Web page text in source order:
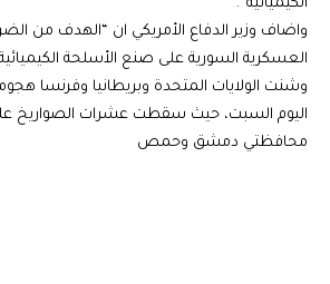
الكيميائية”.
واضاف وزير الدفاع الأمريكي ان “الهدف من
العسكرية السورية على صنع الأسلحة
وشنت الولايات المتحدة وبريطانيا وفرنسا
اليوم السبت، حيث سقطت عشرات الصواريخ
محافظتي دمشق وحمص